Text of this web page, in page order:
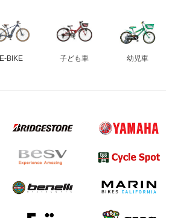
E-BIKE 子ども車 幼児車